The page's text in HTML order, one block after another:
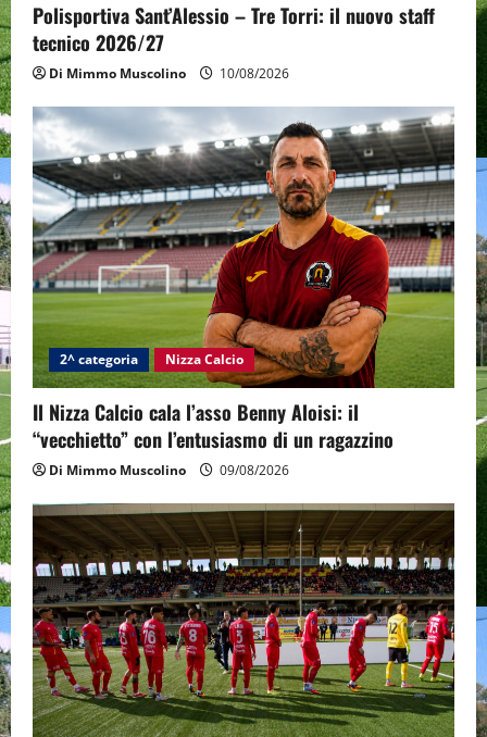
Polisportiva Sant’Alessio – Tre Torri: il nuovo staff
tecnico 2026/27
Di Mimmo Muscolino 10/08/2026
2^ categoria Nizza Calcio
Il Nizza Calcio cala l’asso Benny Aloisi: il
“vecchietto” con l’entusiasmo di un ragazzino
Di Mimmo Muscolino 09/08/2026